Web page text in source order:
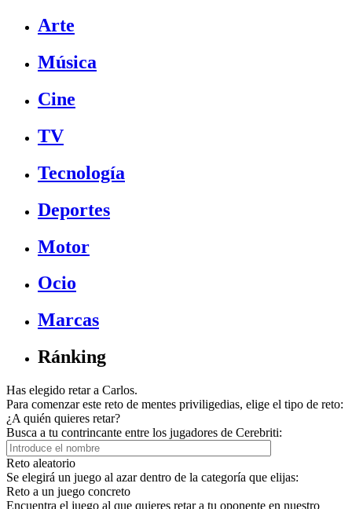
Arte
Música
Cine
TV
Tecnología
Deportes
Motor
Ocio
Marcas
Ránking
Has elegido retar a Carlos.
Para comenzar este reto de mentes priviligedias, elige el tipo de reto:
¿A quién quieres retar?
Busca a tu contrincante entre los jugadores de Cerebriti:
Reto aleatorio
Se elegirá un juego al azar dentro de la categoría que elijas:
Reto a un juego concreto
Encuentra el juego al que quieres retar a tu oponente en nuestro